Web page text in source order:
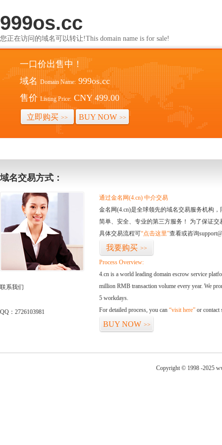
999os.cc
您正在访问的域名可以转让!This domain name is for sale!
一口价出售中！
域名 Domain Name: 999os.cc
售价 Listing Price: CNY 499.00
立即购买 >> BUY NOW >>
域名交易方式：
联系我们
QQ：2726103981
通过金名网(4.cn) 中介交易
金名网(4.cn)是全球领先的域名交易服务机构
简单、安全、专业的第三方服务！ 为了保证
具体交易流程可“点击这里”查看或咨询
我要购买 >>
Process Overview:
4.cn is a world leading domain escrow service
million RMB transaction volume every year. We
5 workdays.
For detailed process, you can “visit here” or contact
BUY NOW >>
Copyright © 1998 -2025